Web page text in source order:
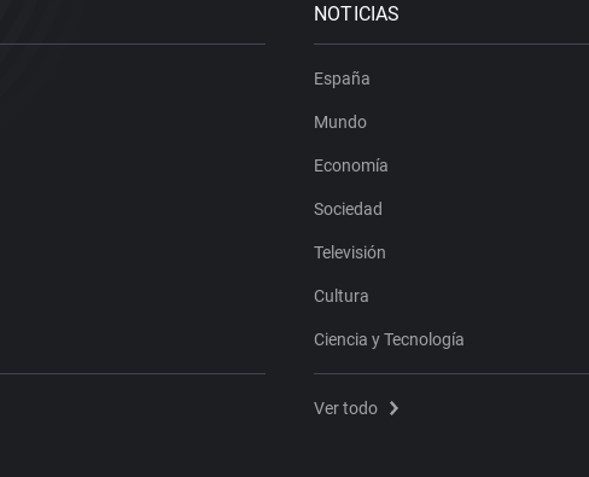
NOTICIAS
España
Mundo
Economía
Sociedad
Televisión
Cultura
Ciencia y Tecnología
Ver todo